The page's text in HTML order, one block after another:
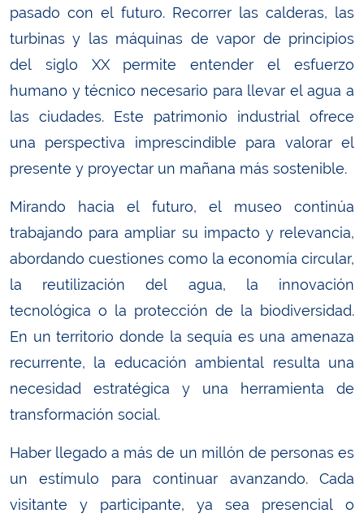
pasado con el futuro. Recorrer las calderas, las
turbinas y las máquinas de vapor de principios
del siglo XX permite entender el esfuerzo
humano y técnico necesario para llevar el agua a
las ciudades. Este patrimonio industrial ofrece
una perspectiva imprescindible para valorar el
presente y proyectar un mañana más sostenible.
Mirando hacia el futuro, el museo continúa
trabajando para ampliar su impacto y relevancia,
abordando cuestiones como la economía circular,
la reutilización del agua, la innovación
tecnológica o la protección de la biodiversidad.
En un territorio donde la sequía es una amenaza
recurrente, la educación ambiental resulta una
necesidad estratégica y una herramienta de
transformación social.
Haber llegado a más de un millón de personas es
un estímulo para continuar avanzando. Cada
visitante y participante, ya sea presencial o